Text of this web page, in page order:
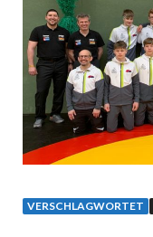
VERSCHLAGWORTET